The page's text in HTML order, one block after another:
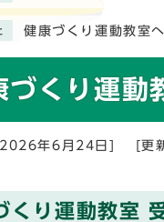
健康づくり運動教室
づくり運動
2026年6月24日] [更
くり運動教室